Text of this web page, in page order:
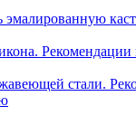
эмалированную
стали.